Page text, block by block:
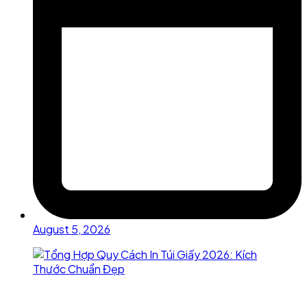
August 5, 2026